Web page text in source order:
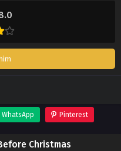
WhatsApp Pinterest
Christmas